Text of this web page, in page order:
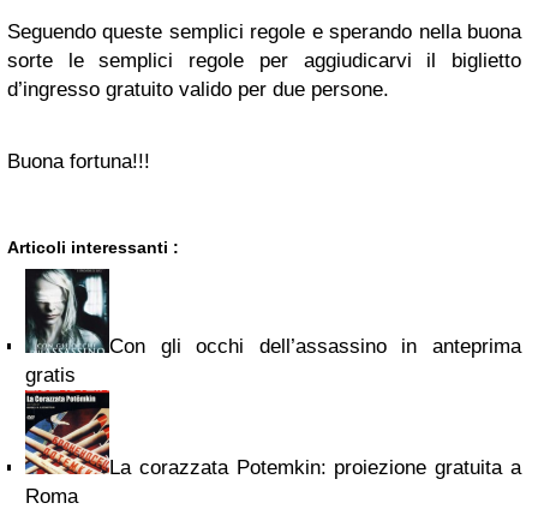
Seguendo queste semplici regole e sperando nella buona
sorte le semplici regole per aggiudicarvi il biglietto
d’ingresso gratuito valido per due persone.
Buona fortuna!!!
Articoli interessanti :
Con gli occhi dell’assassino in anteprima
gratis
La corazzata Potemkin: proiezione gratuita a
Roma